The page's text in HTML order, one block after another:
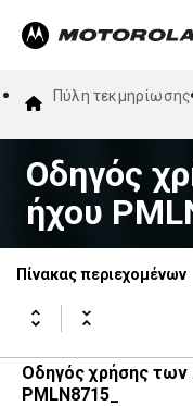
Πύλη τεκμηρίωσης
Οδηγός
ήχου
Πίνακας περιεχομένων
Οδηγός χρήσης των
PMLN8715_